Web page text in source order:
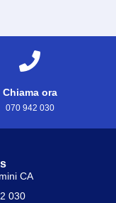
Chiama ora
070 942 030
CA
030